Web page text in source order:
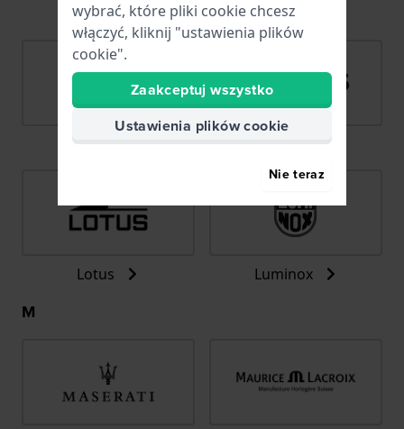
Lacoste Ligure
LIP Lorus
Lotus Luminox
M
wybrać, które pliki cookie chcesz
włączyć, kliknij "ustawienia plików
cookie".
Zaakceptuj wszystko
Ustawienia plików cookie
Nie teraz